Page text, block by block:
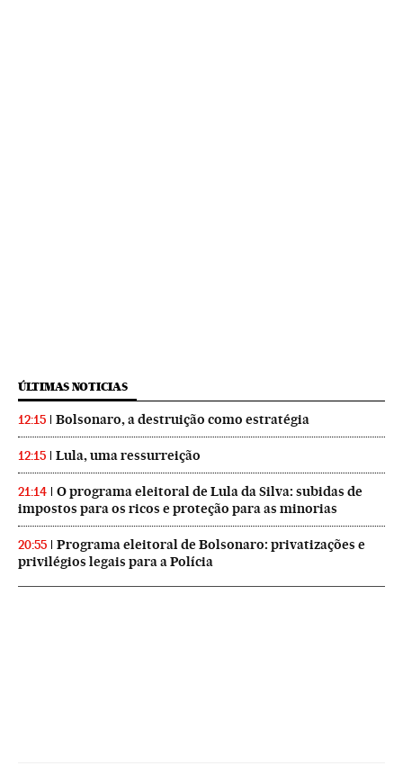
ÚLTIMAS NOTICIAS
12:15 Bolsonaro, a destruição como estratégia
12:15 Lula, uma ressurreição
21:14
O programa eleitoral de Lula da Silva: subidas de
impostos para os ricos e proteção para as minorias
20:55
Programa eleitoral de Bolsonaro: privatizações e
privilégios legais para a Polícia